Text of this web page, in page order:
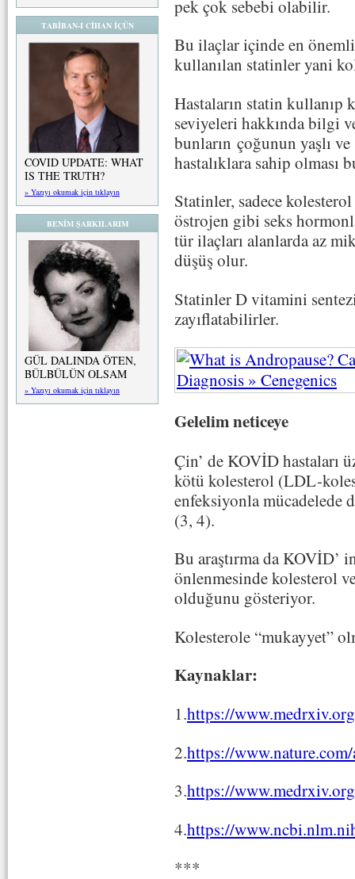
TABİBAN-I CİHAN İÇÜN
COVID UPDATE: WHAT
IS THE TRUTH?
» Yazıyı okumak için tıklayın
BENİM ŞARKILARIM
GÜL DALINDA ÖTEN,
BÜLBÜLÜN OLSAM
» Yazıyı okumak için tıklayın
pek çok sebebi olabilir.
Bu ilaçlar içinde en
kullanılan statinler yani
Hastaların statin kullanıp
seviyeleri hakkında bilgi
bunların çoğunun yaşlı
hastalıklara sahip olması
Statinler, sadece
östrojen gibi seks
tür ilaçları alanlarda az
düşüş olur.
Statinler D vitamini
zayıflatabilirler.
Gelelim neticeye
Çin’ de KOVİD hastaları
kötü kolesterol (LDL-
enfeksiyonla mücadelede
(3, 4).
Bu araştırma da KOVİD’
önlenmesinde kolesterol
olduğunu gösteriyor.
Kolesterole “mukayyet”
Kaynaklar:
1.https://
2.https://
3.https://
4.https://
***